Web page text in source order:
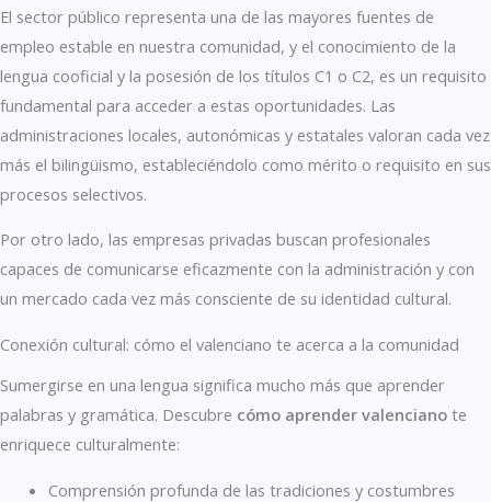
El sector público representa una de las mayores fuentes de
empleo estable en nuestra comunidad, y el conocimiento de la
lengua cooficial y la posesión de los títulos C1 o C2, es un requisito
fundamental para acceder a estas oportunidades. Las
administraciones locales, autonómicas y estatales valoran cada vez
más el bilingüismo, estableciéndolo como mérito o requisito en sus
procesos selectivos.
Por otro lado, las empresas privadas buscan profesionales
capaces de comunicarse eficazmente con la administración y con
un mercado cada vez más consciente de su identidad cultural.
Conexión cultural: cómo el valenciano te acerca a la comunidad
Sumergirse en una lengua significa mucho más que aprender
palabras y gramática. Descubre cómo aprender valenciano te
enriquece culturalmente:
Comprensión profunda de las tradiciones y costumbres